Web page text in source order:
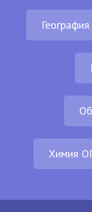
География
Химия